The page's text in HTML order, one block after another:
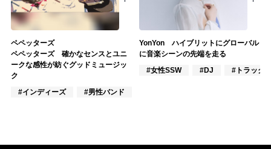
ペペッターズ
ペペッターズ 確かなセンスとユニ
ークな感性が紡ぐグッドミュージッ
ク
#インディーズ
#男性バンド
YonYon ハイブリットにグローバル
に音楽シーンの先端を走る
#女性SSW
#DJ #トラック